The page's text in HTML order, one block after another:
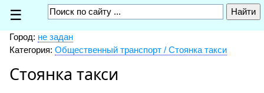
☰
Город: не задан
Категория: Общественный транспорт / Стоянка такси
Стоянка такси